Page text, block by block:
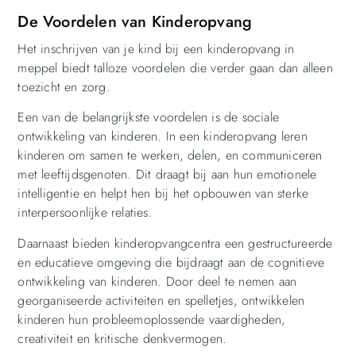
De Voordelen van Kinderopvang
Het inschrijven van je kind bij een kinderopvang in
meppel biedt talloze voordelen die verder gaan dan alleen
toezicht en zorg.
Een van de belangrijkste voordelen is de sociale
ontwikkeling van kinderen. In een kinderopvang leren
kinderen om samen te werken, delen, en communiceren
met leeftijdsgenoten. Dit draagt bij aan hun emotionele
intelligentie en helpt hen bij het opbouwen van sterke
interpersoonlijke relaties.
Daarnaast bieden kinderopvangcentra een gestructureerde
en educatieve omgeving die bijdraagt aan de cognitieve
ontwikkeling van kinderen. Door deel te nemen aan
georganiseerde activiteiten en spelletjes, ontwikkelen
kinderen hun probleemoplossende vaardigheden,
creativiteit en kritische denkvermogen.